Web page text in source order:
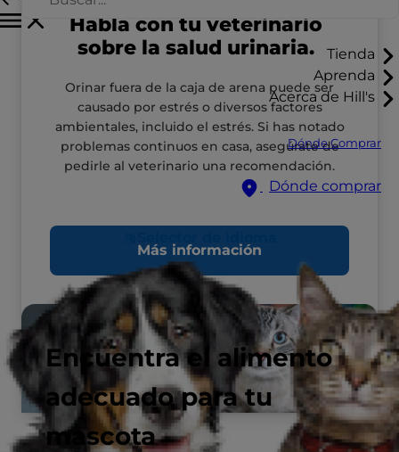
Tienda
Aprenda
Acerca de Hill's
Dónde Comprar
Dónde comprar
Encuentra el alimento
adecuado para tu
mascota
Habla con tu veterinario
sobre la salud urinaria.
Orinar fuera de la caja de arena puede ser
causado por estrés o diversos factores
ambientales, incluido el estrés. Si has notado
problemas continuos en casa, asegúrate de
pedirle al veterinario una recomendación.
Más información